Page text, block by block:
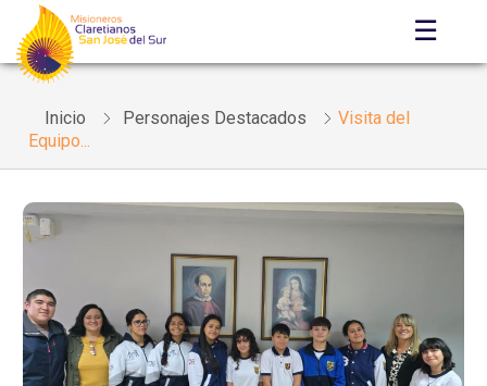
☰
Inicio Personajes Destacados
Visita del
Equipo...